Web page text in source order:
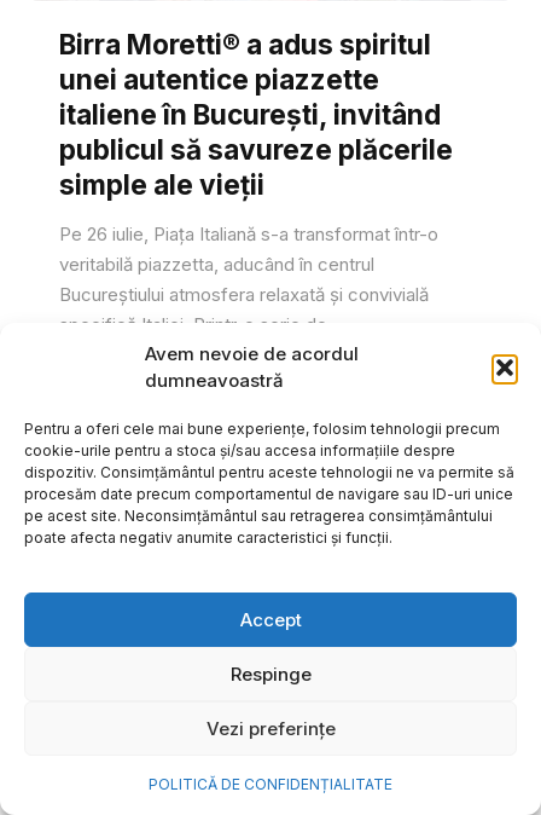
Avem nevoie de acordul
dumneavoastră
Pentru a oferi cele mai bune experiențe, folosim tehnologii precum
cookie-urile pentru a stoca și/sau accesa informațiile despre
dispozitiv. Consimțământul pentru aceste tehnologii ne va permite să
procesăm date precum comportamentul de navigare sau ID-uri unice
pe acest site. Neconsimțământul sau retragerea consimțământului
poate afecta negativ anumite caracteristici și funcții.
Accept
Respinge
Vezi preferințe
POLITICĂ DE CONFIDENȚIALITATE
Birra Moretti® a adus spiritul
unei autentice piazzette
italiene în București, invitând
publicul să savureze plăcerile
simple ale vieții
Pe 26 iulie, Piața Italiană s-a transformat într-o
veritabilă piazzetta, aducând în centrul
Bucureștiului atmosfera relaxată și convivială
specifică Italiei. Printr-o serie de...
Gabriel Barliga
frumoase amintiri ale verii într-